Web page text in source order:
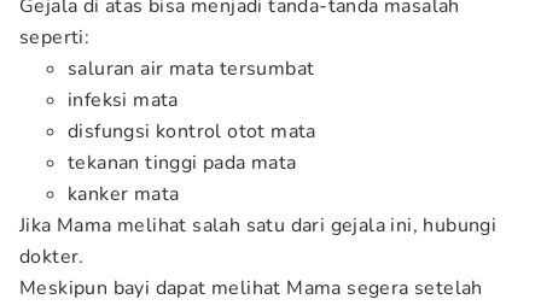
Gejala di atas bisa menjadi tanda-tanda masalah
seperti:
saluran air mata tersumbat
infeksi mata
disfungsi kontrol otot mata
tekanan tinggi pada mata
kanker mata
Jika Mama melihat salah satu dari gejala ini, hubungi
dokter.
Meskipun bayi dapat melihat Mama segera setelah